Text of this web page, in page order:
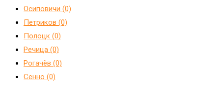
Осиповичи (0)
Петриков (0)
Полоцк (0)
Речица (0)
Рогачёв (0)
Сенно (0)